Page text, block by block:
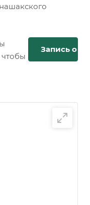
Запись